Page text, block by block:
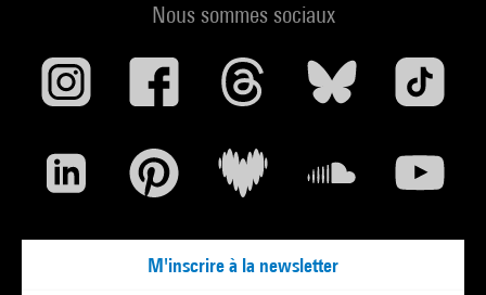
Nous sommes sociaux
M'inscrire à la newsletter